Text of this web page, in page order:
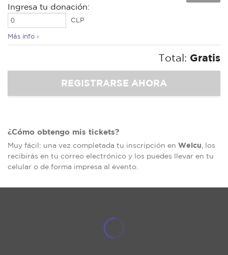
Ingresa tu donación:
CLP
Más info ›
Total: Gratis
¿Cómo obtengo mis tickets?
Muy fácil: una vez completada tu inscripción en Welcu , los
recibirás en tu correo electrónico y los puedes llevar en tu
celular o de forma impresa al evento.